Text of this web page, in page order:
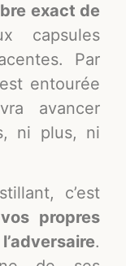
exact de
capsules
Par
entourée
avancer
ni plus, ni
c’est
vos propres
.